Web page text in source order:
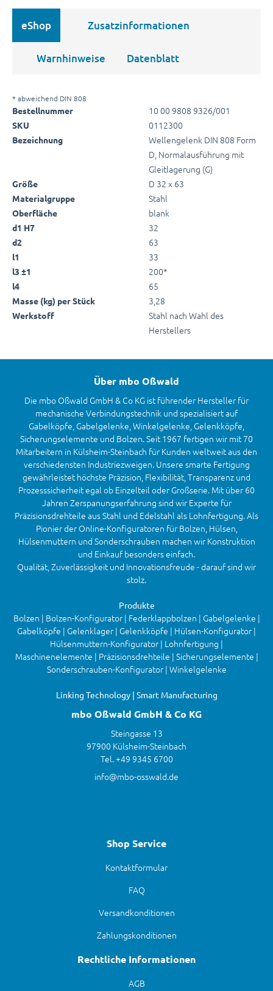
eShop Zusatzinformationen
Warnhinweise Datenblatt
* abweichend DIN 808
Bestellnummer 10 00 9808 9326/001
SKU 0112300
Bezeichnung
Wellengelenk DIN 808 Form
D, Normalausführung mit
Gleitlagerung (G)
Größe D 32 x 63
Materialgruppe Stahl
Oberfläche blank
d1 H7 32
d2 63
l1 33
l3 ±1 200*
l4 65
Masse (kg) per Stück 3,28
Werkstoff
Stahl nach Wahl des
Herstellers
Über mbo Oßwald
Die mbo Oßwald GmbH & Co KG ist führender Hersteller für
mechanische Verbindungstechnik und spezialisiert auf
Gabelköpfe, Gabelgelenke, Winkelgelenke, Gelenkköpfe,
Sicherungselemente und Bolzen. Seit 1967 fertigen wir mit 70
Mitarbeitern in Külsheim-Steinbach für Kunden weltweit aus den
verschiedensten Industriezweigen. Unsere smarte Fertigung
gewährleistet höchste Präzision, Flexibilität, Transparenz und
Prozesssicherheit egal ob Einzelteil oder Großserie. Mit über 60
Jahren Zerspanungserfahrung sind wir Experte für
Präzisionsdrehteile aus Stahl und Edelstahl als Lohnfertigung. Als
Pionier der Online-Konfiguratoren für Bolzen, Hülsen,
Hülsenmuttern und Sonderschrauben machen wir Konstruktion
und Einkauf besonders einfach.
Qualität, Zuverlässigkeit und Innovationsfreude - darauf sind wir
stolz.
Produkte
Bolzen | Bolzen-Konfigurator | Federklappbolzen | Gabelgelenke |
Gabelköpfe | Gelenklager | Gelenkköpfe | Hülsen-Konfigurator |
Hülsenmuttern-Konfigurator | Lohnfertigung |
Maschinenelemente | Präzisionsdrehteile | Sicherungselemente |
Sonderschrauben-Konfigurator | Winkelgelenke
Linking Technology | Smart Manufacturing
mbo Oßwald GmbH & Co KG
Steingasse 13
97900 Külsheim-Steinbach
Tel. +49 9345 6700
info@mbo-osswald.de
Shop Service
Kontaktformular
FAQ
Versandkonditionen
Zahlungskonditionen
Rechtliche Informationen
AGB